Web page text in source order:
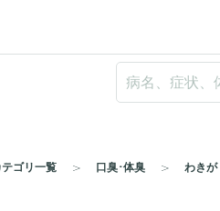
テゴリ一覧 口臭･体臭 わきが